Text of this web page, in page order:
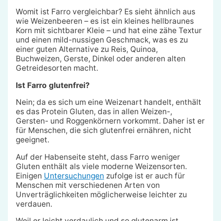
Womit ist Farro vergleichbar? Es sieht ähnlich aus
wie Weizenbeeren – es ist ein kleines hellbraunes
Korn mit sichtbarer Kleie – und hat eine zähe Textur
und einen mild-nussigen Geschmack, was es zu
einer guten Alternative zu Reis, Quinoa,
Buchweizen, Gerste, Dinkel oder anderen alten
Getreidesorten macht.
Ist Farro glutenfrei?
Nein; da es sich um eine Weizenart handelt, enthält
es das Protein Gluten, das in allen Weizen-,
Gersten- und Roggenkörnern vorkommt. Daher ist er
für Menschen, die sich glutenfrei ernähren, nicht
geeignet.
Auf der Habenseite steht, dass Farro weniger
Gluten enthält als viele moderne Weizensorten.
Einigen Untersuchungen zufolge ist er auch für
Menschen mit verschiedenen Arten von
Unverträglichkeiten möglicherweise leichter zu
verdauen.